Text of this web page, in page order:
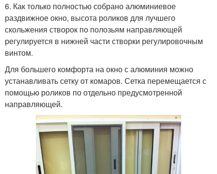
6. Как только полностью собрано алюминиевое
раздвижное окно, высота роликов для лучшего
скольжения створок по полозьям направляющей
регулируется в нижней части створки регулировочным
винтом.
Для большего комфорта на окно с алюминия можно
устанавливать сетку от комаров. Сетка перемещается с
помощью роликов по отдельно предусмотренной
направляющей.